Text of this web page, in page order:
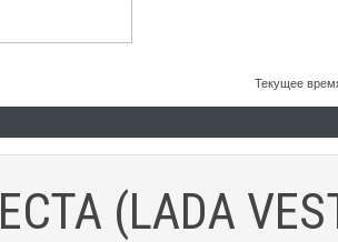
Текущее
(LADA